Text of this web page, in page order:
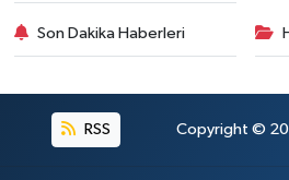
Son Dakika Haberleri
RSS Copyright ©